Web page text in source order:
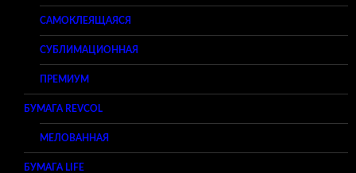
САМОКЛЕЯЩАЯСЯ
СУБЛИМАЦИОННАЯ
ПРЕМИУМ
БУМАГА REVCOL
МЕЛОВАННАЯ
БУМАГА LIFE